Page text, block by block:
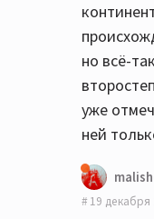
но всё-
уже
ней
19 декабря